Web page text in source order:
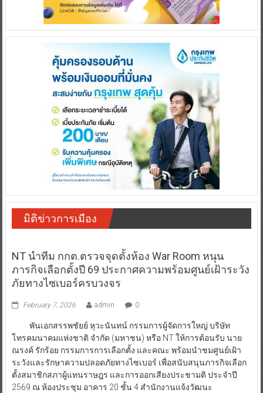
มิติข่าวการเมือง
NT นำทีม กกต.ตรวจจุดตั้งห้อง War Room หนุน
ภารกิจเลือกตั้งปี 69 ประกาศความพร้อมศูนย์เฝ้าระวัง
ภัยทางไซเบอร์ครบวงจร
February 7, 2026 admin 0
พันเอกสรรพชัยย์ หุวะนันทน์ กรรมการผู้จัดการใหญ่ บริษัท
โทรคมนาคมแห่งชาติ จำกัด (มหาชน) หรือ NT ให้การต้อนรับ นาย
ณรงค์ รักร้อย กรรมการการเลือกตั้ง และคณะ พร้อมนำชมศูนย์เฝ้า
ระวังและรักษาความปลอดภัยทางไซเบอร์ เพื่อสนับสนุนภารกิจเลือก
ตั้งสมาชิกสภาผู้แทนราษฎร และการออกเสียงประชามติ ประจำปี
2569 ณ ห้องประชุม อาคาร 20 ชั้น 4 สำนักงานแจ้งวัฒนะ